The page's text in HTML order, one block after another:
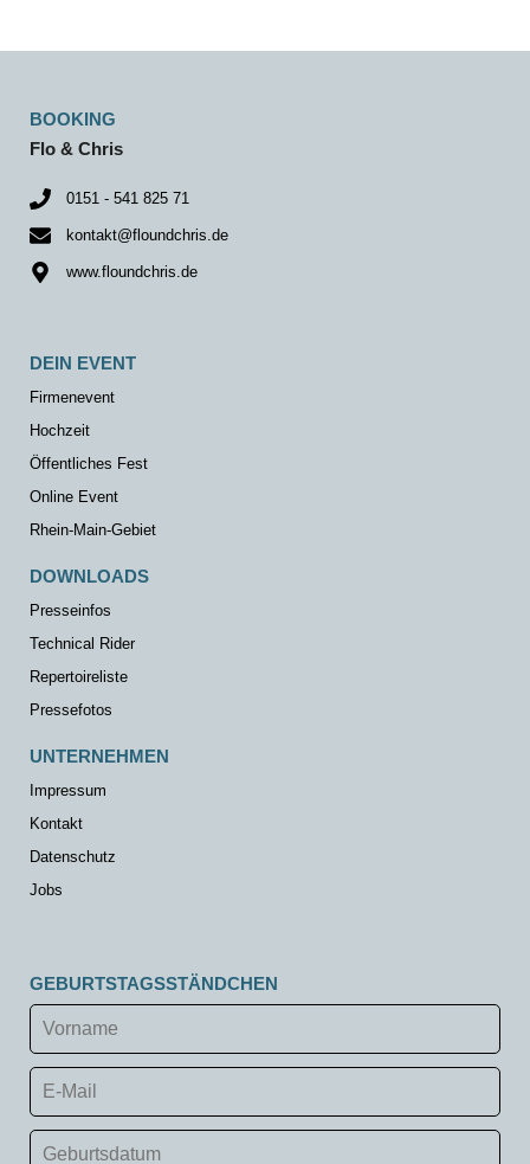
BOOKING
Flo & Chris
0151 - 541 825 71
kontakt@floundchris.de
www.floundchris.de
DEIN EVENT
Firmenevent
Hochzeit
Öffentliches Fest
Online Event
Rhein-Main-Gebiet
DOWNLOADS
Presseinfos
Technical Rider
Repertoireliste
Pressefotos
UNTERNEHMEN
Impressum
Kontakt
Datenschutz
Jobs
GEBURTSTAGSSTÄNDCHEN